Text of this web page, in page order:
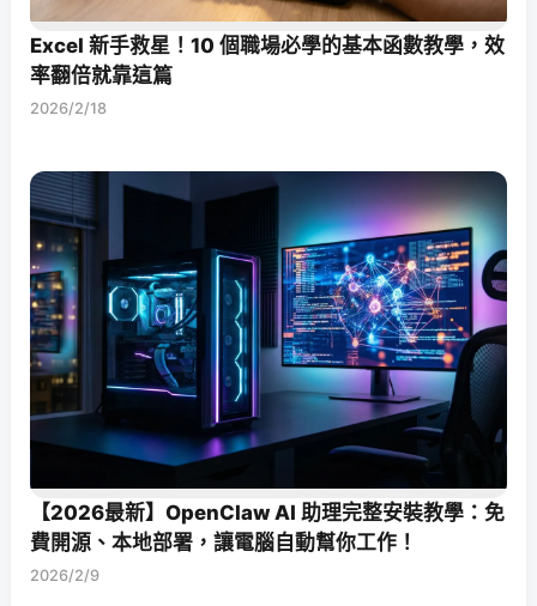
Excel 新手救星！10 個職場必學的基本函數教學，效
率翻倍就靠這篇
2026/2/18
【2026最新】OpenClaw AI 助理完整安裝教學：免
費開源、本地部署，讓電腦自動幫你工作！
2026/2/9